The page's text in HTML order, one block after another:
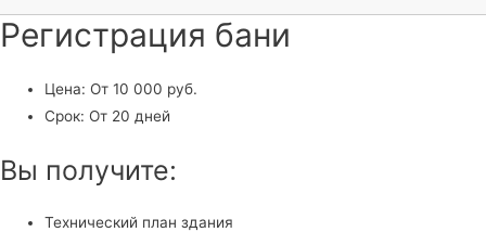
Регистрация бани
Цена: От 10 000 руб.
Срок: От 20 дней
Вы получите:
Технический план здания